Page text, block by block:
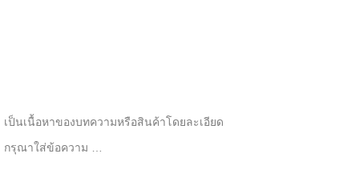
เป็นเนื้อหาของบทความหรือสินค้าโดยละเอียด
กรุณาใส่ข้อความ …